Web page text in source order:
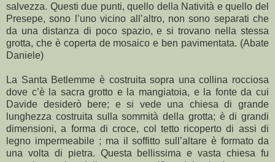
salvezza. Questi due punti, quello della Natività e quello del
Presepe, sono l’uno vicino all’altro, non sono separati che
da una distanza di poco spazio, e si trovano nella stessa
grotta, che è coperta de mosaico e ben pavimentata. (Abate
Daniele)
La Santa Betlemme è costruita sopra una collina rocciosa
dove c’è la sacra grotto e la mangiatoia, e la fonte da cui
Davide desiderò bere; e si vede una chiesa di grande
lunghezza costruita sulla sommità della grotta; è di grandi
dimensioni, a forma di croce, col tetto ricoperto di assi di
legno impermeabile ; ma il soffitto sull’altare è formato da
una volta di pietra. Questa bellissima e vasta chiesa fu